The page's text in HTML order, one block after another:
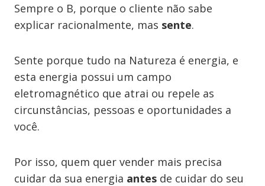
Sempre o B, porque o cliente não sabe
explicar racionalmente, mas sente.
Sente porque tudo na Natureza é energia, e
esta energia possui um campo
eletromagnético que atrai ou repele as
circunstâncias, pessoas e oportunidades a
você.
Por isso, quem quer vender mais precisa
cuidar da sua energia antes de cuidar do seu